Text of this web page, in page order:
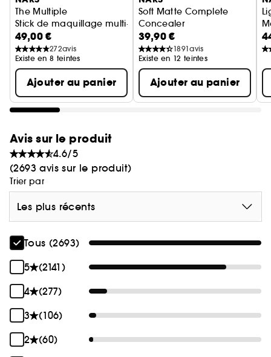
The Multiple
Stick de maquillage multi-usage
49,00 €
272avis
Existe en 8 teintes
Ajouter au panier
Soft Matte Complete
Concealer
Anticernes correcteur
39,90 €
1891avis
Existe en 12 teintes
Ajouter au panier
Avis sur le produit
4.6/5
(2693 avis sur le produit)
Trier par
Les plus récents
Tous (2693)
5
(2141)
4
(277)
3
(106)
2
(60)